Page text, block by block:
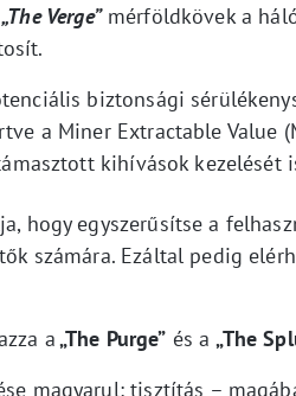
„The Verge”mérföldkövek a
biztonsági
a Miner Extractable Value
kihívások kezelését
hogy egyszerűsítse a
számára. Ezáltal pedig
a„The Purge” és a„The
magyarul: tisztítás –